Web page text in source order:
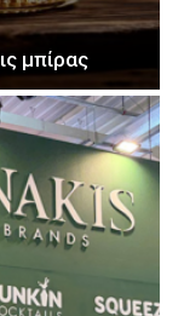
μπίρας